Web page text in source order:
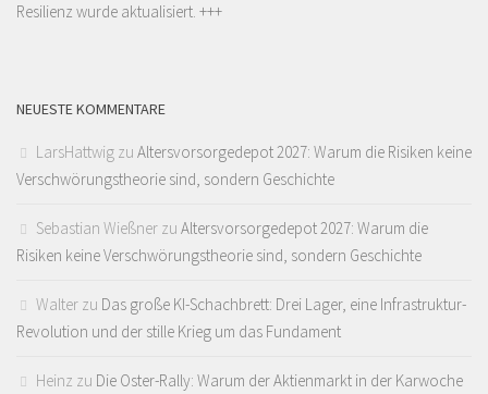
Resilienz wurde aktualisiert. +++
NEUESTE KOMMENTARE
LarsHattwig zu Altersvorsorgedepot 2027: Warum die Risiken keine
Verschwörungstheorie sind, sondern Geschichte
Sebastian Wießner zu Altersvorsorgedepot 2027: Warum die
Risiken keine Verschwörungstheorie sind, sondern Geschichte
Walter zu Das große KI-Schachbrett: Drei Lager, eine Infrastruktur-
Revolution und der stille Krieg um das Fundament
Heinz zu Die Oster-Rally: Warum der Aktienmarkt in der Karwoche